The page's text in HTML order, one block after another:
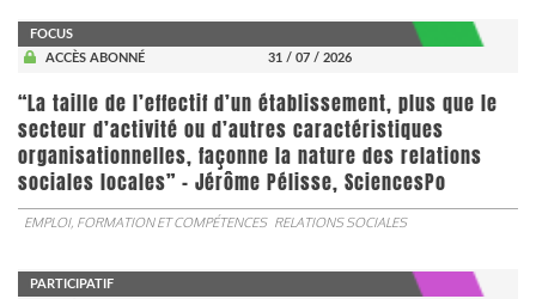
FOCUS
ACCÈS ABONNÉ
31 / 07 / 2026
“La taille de l’effectif d’un établissement, plus que le
secteur d’activité ou d’autres caractéristiques
organisationnelles, façonne la nature des relations
sociales locales” - Jérôme Pélisse, SciencesPo
EMPLOI, FORMATION ET COMPÉTENCES RELATIONS SOCIALES
PARTICIPATIF